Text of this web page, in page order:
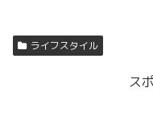
ライフスタイル
ス